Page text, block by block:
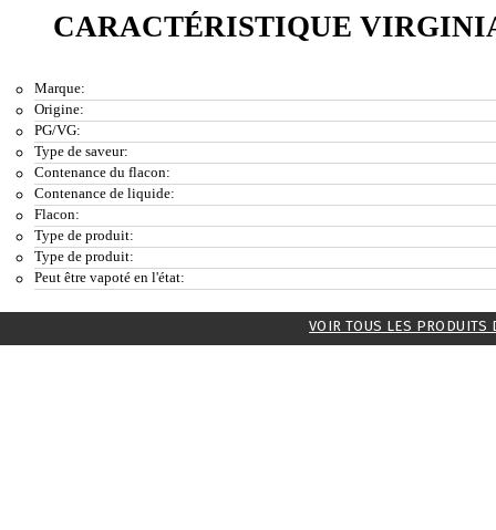
CARACTÉRISTIQUE
Marque:
Origine:
PG/VG:
Type de saveur:
Contenance du flacon:
Contenance de liquide:
Flacon:
Type de produit:
Type de produit:
Peut être vapoté en l'état:
VOIR TOUS LES PRODUITS